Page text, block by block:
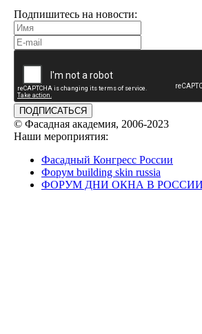
Подпишитесь на новости:
ПОДПИСАТЬСЯ
© Фасадная академия, 2006-2023
Наши мероприятия:
Фасадный Конгресс России
Форум building skin russia
ФОРУМ ДНИ ОКНА В РОССИИ